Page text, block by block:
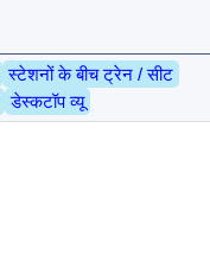
स्टेशनों के बीच ट्रेन / सीट
डेस्कटॉप व्यू